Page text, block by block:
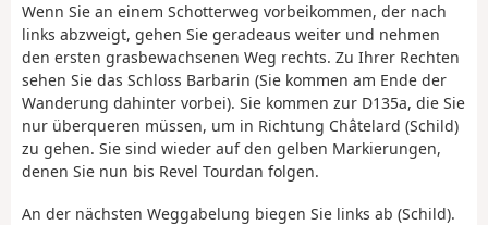
Wenn Sie an einem Schotterweg vorbeikommen, der nach
links abzweigt, gehen Sie geradeaus weiter und nehmen
den ersten grasbewachsenen Weg rechts. Zu Ihrer Rechten
sehen Sie das Schloss Barbarin (Sie kommen am Ende der
Wanderung dahinter vorbei). Sie kommen zur D135a, die Sie
nur überqueren müssen, um in Richtung Châtelard (Schild)
zu gehen. Sie sind wieder auf den gelben Markierungen,
denen Sie nun bis Revel Tourdan folgen.
An der nächsten Weggabelung biegen Sie links ab (Schild).